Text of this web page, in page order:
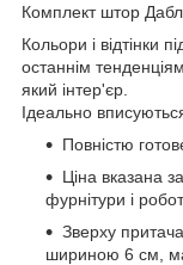
Комплект штор Дабл.
Кольори і відтінки
останнім
який інтер'єр.
Ідеально
Повністю
Ціна вказана
фурнітури і
Зверху
шириною 6 см,